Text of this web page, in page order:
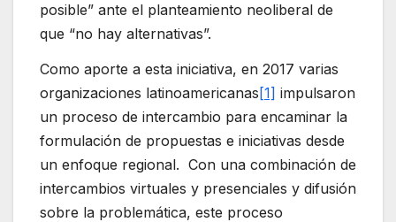
posible” ante el planteamiento neoliberal de
que “no hay alternativas”.
Como aporte a esta iniciativa, en 2017 varias
organizaciones latinoamericanas[1] impulsaron
un proceso de intercambio para encaminar la
formulación de propuestas e iniciativas desde
un enfoque regional. Con una combinación de
intercambios virtuales y presenciales y difusión
sobre la problemática, este proceso